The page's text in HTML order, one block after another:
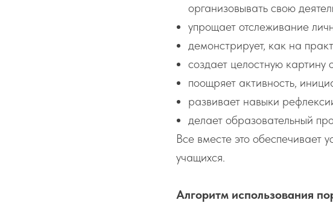
организовывать свою
упрощает отслеживание
демонстрирует, как на
создает целостную картину
поощряет активность,
развивает навыки
делает образовательный
Все вместе это
учащихся.
Алгоритм использования